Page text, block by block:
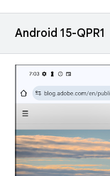
Android 15-QPR1